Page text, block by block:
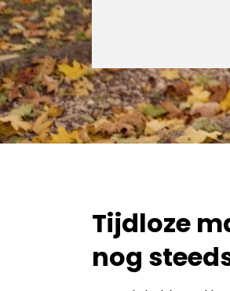
Tijdloze
nog